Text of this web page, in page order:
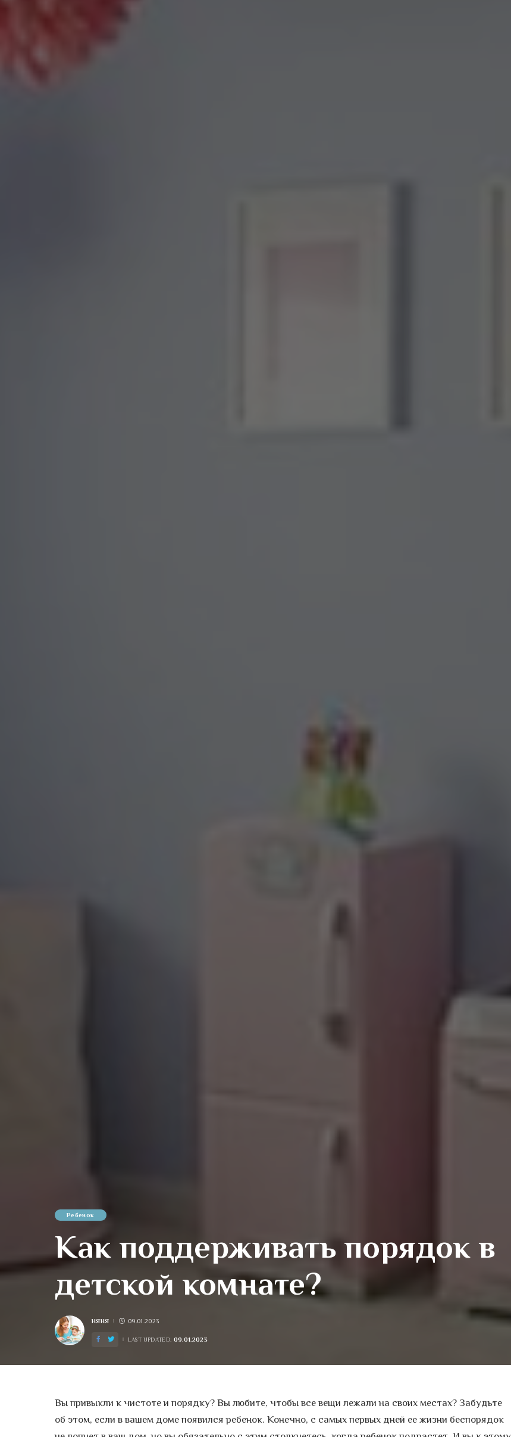
Ребенок
Как поддерживать порядок в
детской комнате?
POSTED
НЯНЯ 09.01.2023
LAST UPDATED: 09.01.2023
Вы привыкли к чистоте и порядку? Вы любите, чтобы все вещи лежали на своих местах? Забудьте
об этом, если в вашем доме появился ребенок. Конечно, с самых первых дней ее жизни беспорядок